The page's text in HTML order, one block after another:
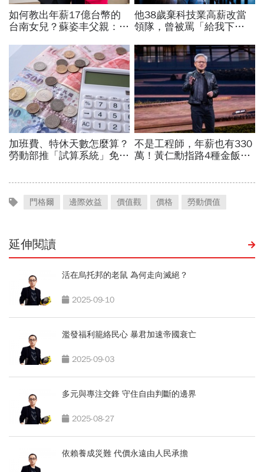
門格爾 邊際效益 價值觀 價格 勞動價值
延伸閱讀
活在烏托邦的老鼠 為何走向滅絕？
2025-09-10
濫發福利籠絡民心 暴君加速帝國衰亡
2025-09-03
多元與專注交鋒 守住自由判斷的邊界
2025-08-27
依賴養成災難 代價永遠由人民承擔